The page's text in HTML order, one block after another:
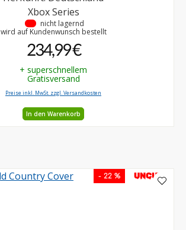
Xbox Series
nicht lagernd
wird auf Kundenwunsch bestellt
234,99 €
+ superschnellem
Gratisversand
Preise inkl. MwSt. zzgl. Versandkosten
In den Warenkorb
- 22 % UNCUT